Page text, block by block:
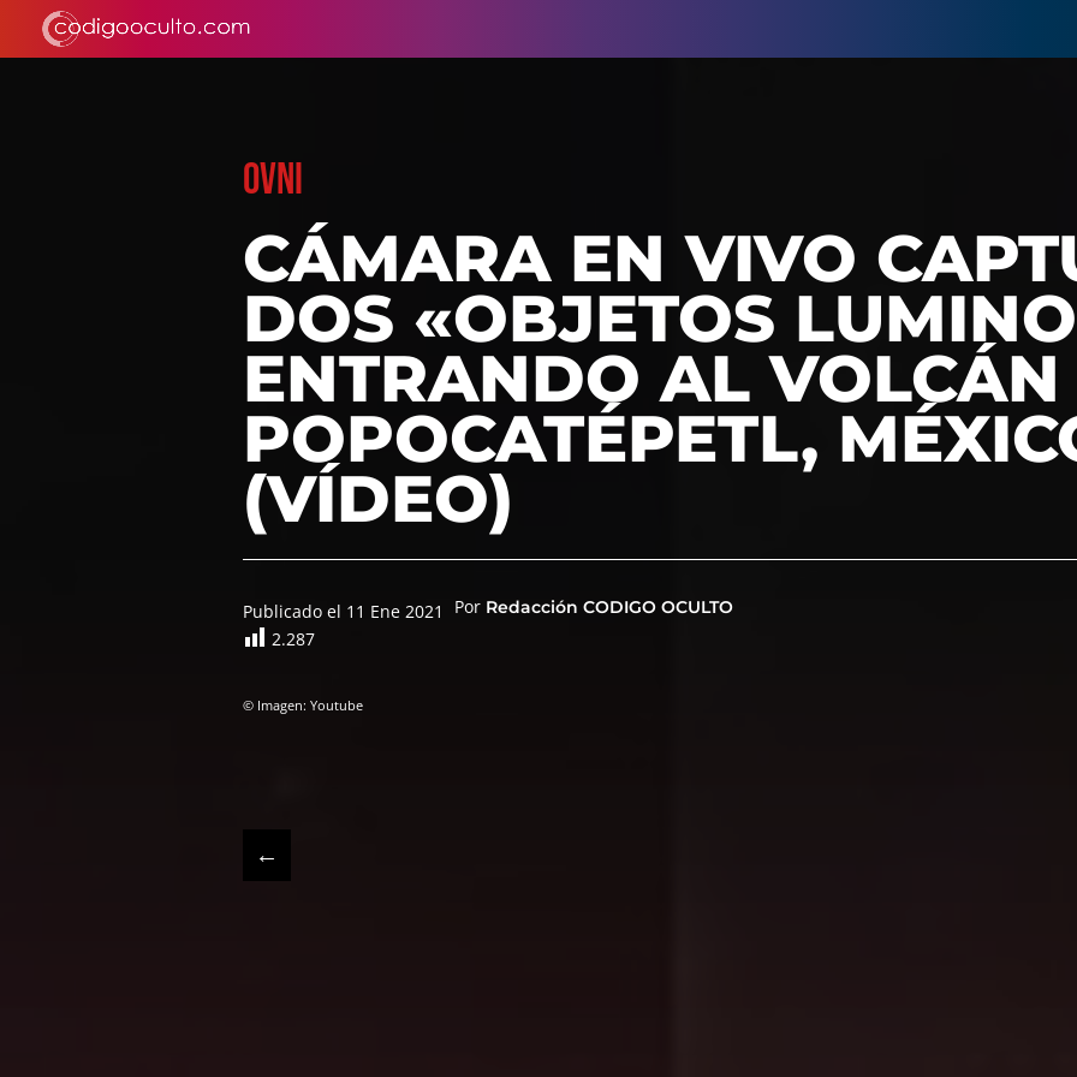
OVNI
CÁMARA EN VIVO
DOS «OBJETOS
ENTRANDO AL VOLCÁN
POPOCATÉPETL,
(VÍDEO)
Publicado el 11 Ene 2021 Por Redacción CODIGO OCULTO
2.287
© Imagen: Youtube
←